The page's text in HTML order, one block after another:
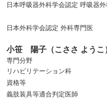
日本呼吸器外科学会認定 呼吸器
日本外科学会認定 外科専門医
小笹 陽子（こささ ようこ
専門分野
リハビリテーション科
資格等
義肢装具等適合判定医師